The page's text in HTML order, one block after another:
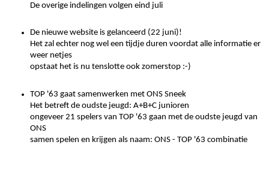
De overige indelingen volgen eind juli
De nieuwe website is gelanceerd (22 juni)!
Het zal echter nog wel een tijdje duren voordat alle informatie er
weer netjes
opstaat het is nu tenslotte ook zomerstop :-)
TOP '63 gaat samenwerken met ONS Sneek
Het betreft de oudste jeugd: A+B+C junioren
ongeveer 21 spelers van TOP '63 gaan met de oudste jeugd van
ONS
samen spelen en krijgen als naam: ONS - TOP '63 combinatie